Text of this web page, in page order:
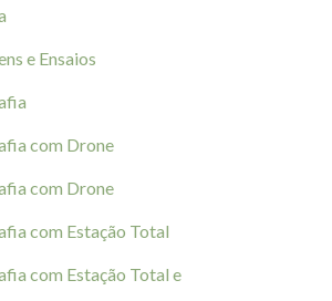
e Ensaios
com Drone
com Drone
com Estação Total
com Estação Total e